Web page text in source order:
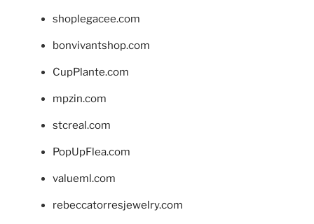
shoplegacee.com
bonvivantshop.com
CupPlante.com
mpzin.com
stcreal.com
PopUpFlea.com
valueml.com
rebeccatorresjewelry.com